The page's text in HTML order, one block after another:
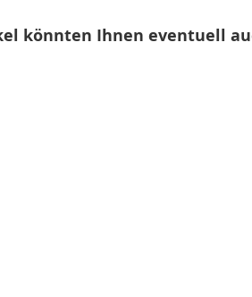
könnten Ihnen eventuell